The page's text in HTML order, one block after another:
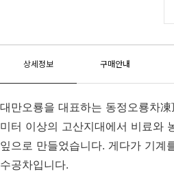
상세정보 구매안내
대만오룡을 대표하는 동정오룡차
미터 이상의 고산지대에서 비료와
잎으로 만들었습니다. 게다가 기계
수공차입니다.